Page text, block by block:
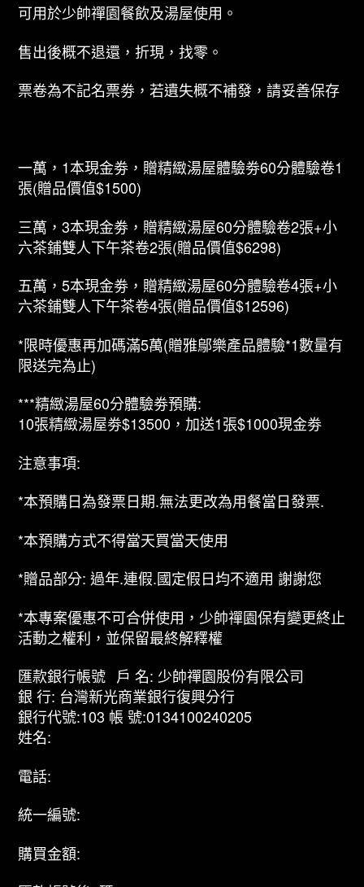
可用於少帥禪園餐飲及湯屋使用。
售出後概不退還，折現，找零。
票卷為不記名票劵，若遺失概不補發，請妥善保存
一萬，1本現金劵，贈精緻湯屋體驗劵60分體驗卷1
張(贈品價值$1500)
三萬，3本現金劵，贈精緻湯屋60分體驗卷2張+小
六茶鋪雙人下午茶卷2張(贈品價值$6298)
五萬，5本現金劵，贈精緻湯屋60分體驗卷4張+小
六茶鋪雙人下午茶卷4張(贈品價值$12596)
*限時優惠再加碼滿5萬(贈雅鄔樂產品體驗*1數量有
限送完為止)
***精緻湯屋60分體驗劵預購:
10張精緻湯屋劵$13500，加送1張$1000現金劵
注意事項:
*本預購日為發票日期.無法更改為用餐當日發票.
*本預購方式不得當天買當天使用
*贈品部分: 過年.連假.國定假日均不適用 謝謝您
*本專案優惠不可合併使用，少帥禪園保有變更終止
活動之權利，並保留最終解釋權
匯款銀行帳號 戶 名: 少帥禪園股份有限公司
銀 行: 台灣新光商業銀行復興分行
銀行代號:103 帳 號:0134100240205
姓名:
電話:
統一編號:
購買金額: